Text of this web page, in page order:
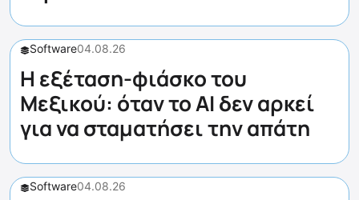
Software04.08.26
Η εξέταση-φιάσκο του
Μεξικού: όταν το AI δεν αρκεί
για να σταματήσει την απάτη
Software04.08.26